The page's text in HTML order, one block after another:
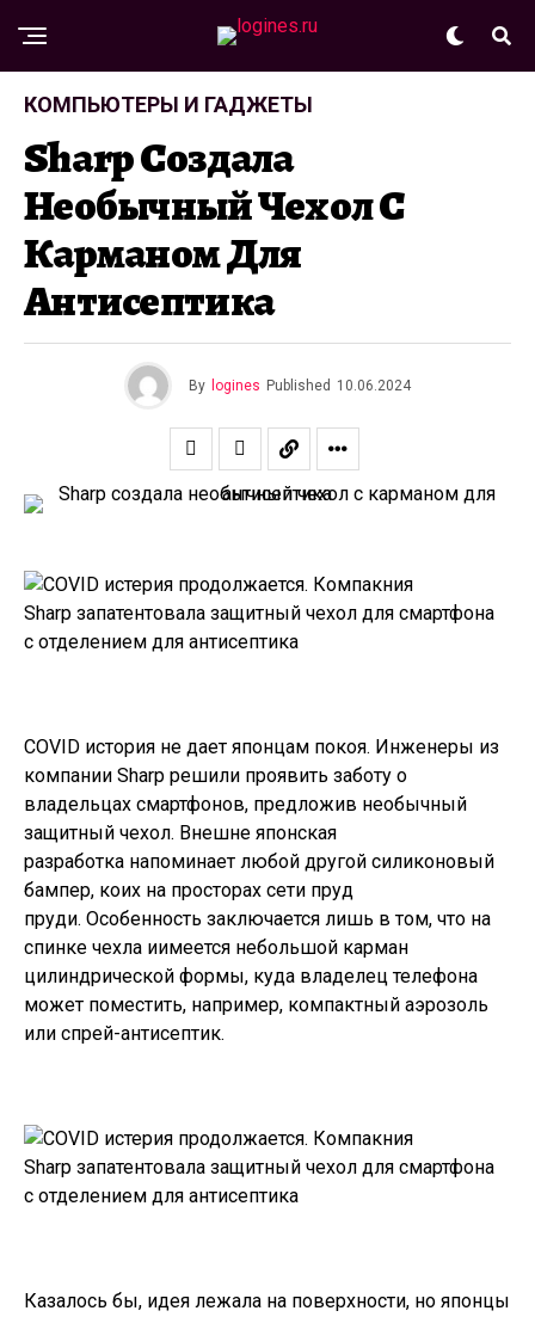
КОМПЬЮТЕРЫ И ГАДЖЕТЫ
Sharp Создала
Необычный Чехол С
Карманом Для
Антисептика
By logines Published 10.06.2024
COVID история не дает японцам покоя. Инженеры из
компании Sharp решили проявить заботу о
владельцах смартфонов, предложив необычный
защитный чехол. Внешне японская
разработка напоминает любой другой силиконовый
бампер, коих на просторах сети пруд
пруди. Особенность заключается лишь в том, что на
спинке чехла иимеется небольшой карман
цилиндрической формы, куда владелец телефона
может поместить, например, компактный аэрозоль
или спрей-антисептик.
Казалось бы, идея лежала на поверхности, но японцы